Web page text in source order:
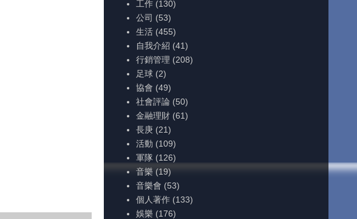
工作 (130)
公司 (53)
生活 (455)
自我介紹 (41)
行銷管理 (208)
足球 (2)
協會 (49)
社會評論 (50)
金融理財 (61)
長庚 (21)
活動 (109)
軍隊 (126)
音樂 (19)
音樂會 (53)
個人著作 (133)
娛樂 (176)